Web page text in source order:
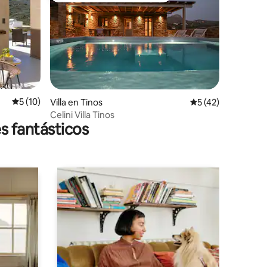
Calificación promedio: 5 de 5, 10 reseñas
5 (10)
Villa en Tinos Calificación
5 (42)
Celini Villa Tinos
fantásticos